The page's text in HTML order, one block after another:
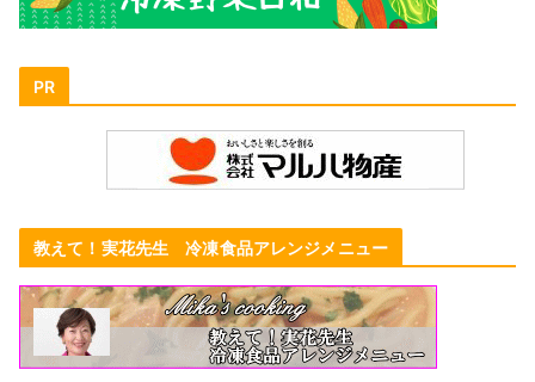
PR
教えて！実花先生 冷凍食品アレンジメニュー